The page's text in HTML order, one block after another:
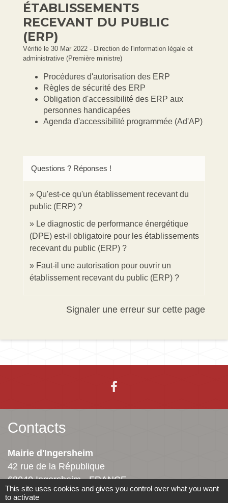
ÉTABLISSEMENTS
RECEVANT DU PUBLIC
(ERP)
Vérifié le 30 Mar 2022 - Direction de l'information légale et
administrative (Première ministre)
Procédures d'autorisation des ERP
Règles de sécurité des ERP
Obligation d'accessibilité des ERP aux
personnes handicapées
Agenda d'accessibilité programmée (Ad'AP)
Questions ? Réponses !
Qu'est-ce qu'un établissement recevant du
public (ERP) ?
Le diagnostic de performance énergétique
(DPE) est-il obligatoire pour les établissements
recevant du public (ERP) ?
Faut-il une autorisation pour ouvrir un
établissement recevant du public (ERP) ?
Signaler une erreur sur cette page
Contacts
Mairie d'Ingersheim
42 rue de la République
68040 Ingersheim - FRANCE
+33 3 89 27 90 10
This site uses cookies and gives you control over what you want
to activate